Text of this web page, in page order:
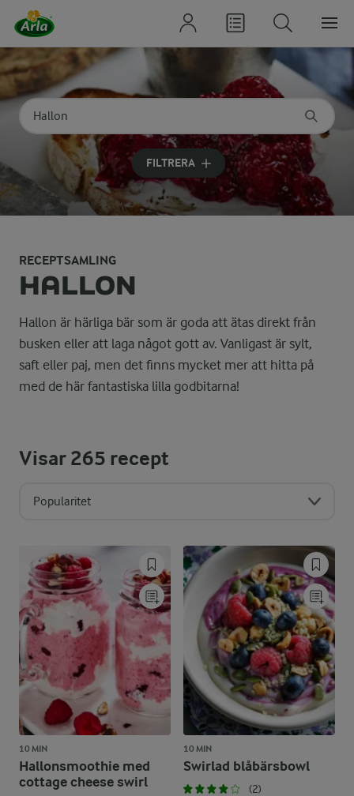
Sök på kategori eller ingrediens
Skriv in sökord för att få förslag
FILTRERA
RECEPTSAMLING
HALLON
Hallon är härliga bär som är goda att ätas direkt från
busken eller att laga något gott av. Vanligast är sylt,
saft eller paj, men det finns mycket mer att hitta på
med de här fantastiska lilla godbitarna!
Visar265 recept
Popularitet
10 MIN
Hallonsmoothie med
cottage cheese swirl
10 MIN
Swirlad blåbärsbowl
(2)